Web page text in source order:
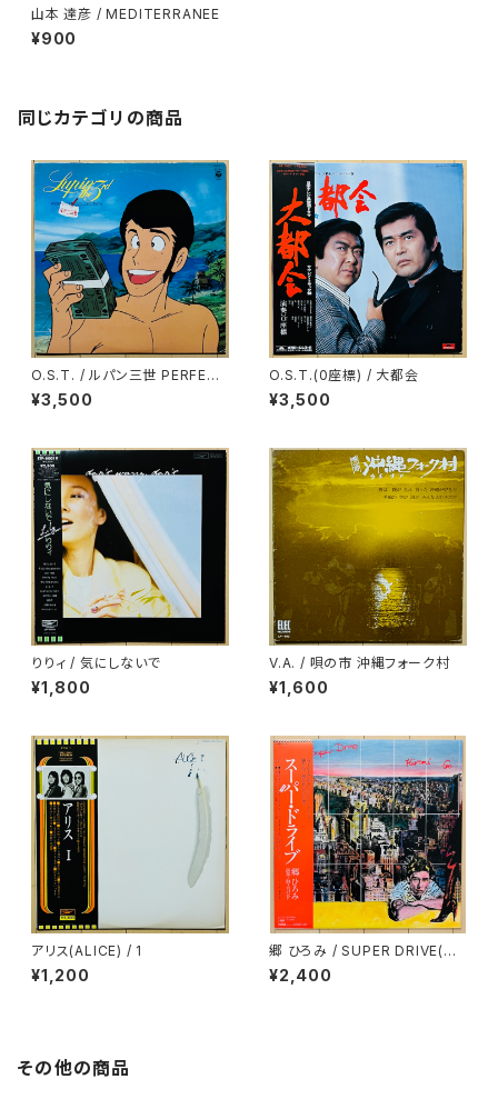
山本 達彦 / MEDITERRANEE
¥900
同じカテゴリの商品
O.S.T. / ルパン三世 PERFECT
COLLECTION
¥3,500
O.S.T.(0座標) / 大都会
¥3,500
りりィ / 気にしないで
¥1,800
V.A. / 唄の市 沖縄フォーク村
¥1,600
アリス(ALICE) / 1
¥1,200
郷 ひろみ / SUPER DRIVE(ス
ーパー・ドライブ)
¥2,400
その他の商品